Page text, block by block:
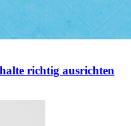
richtig ausrichten